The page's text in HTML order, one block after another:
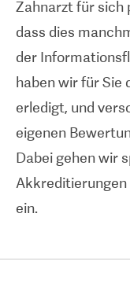
Zahnarzt für sich
dass dies
der
haben wir für
erledigt, und
eigenen
Dabei gehen wir
ein.